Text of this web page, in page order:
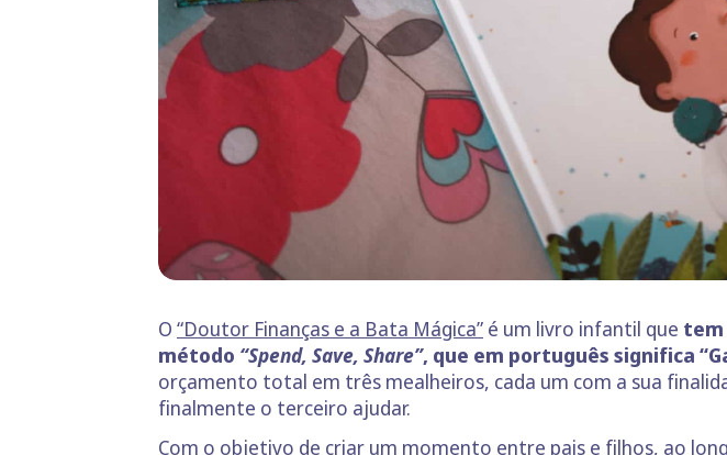
O “Doutor Finanças e a Bata Mágica” é um livro infantil que tem
método “Spend, Save, Share”, que em português significa
orçamento total em três mealheiros, cada um com a sua
finalmente o terceiro ajudar.
Com o objetivo de criar um momento entre pais e filhos, ao